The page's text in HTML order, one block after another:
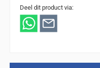
Deel dit product via: